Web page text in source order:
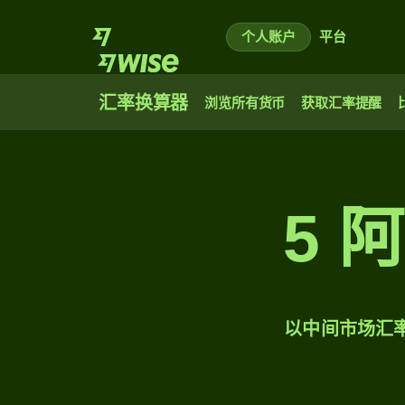
个人账户 平台
汇率换算器 浏览所有货币 获取汇率提醒
5
以中间市场汇